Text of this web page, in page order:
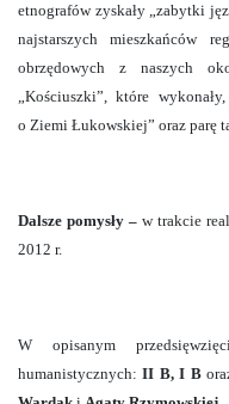
etnografów zyskały „zabytki
najstarszych mieszkańców
obrzędowych z naszych
„Kościuszki”, które
o Ziemi Łukowskiej” oraz parę
Dalsze pomysły –w trakcie
2012 r.
W opisanym
humanistycznych:II B, I B